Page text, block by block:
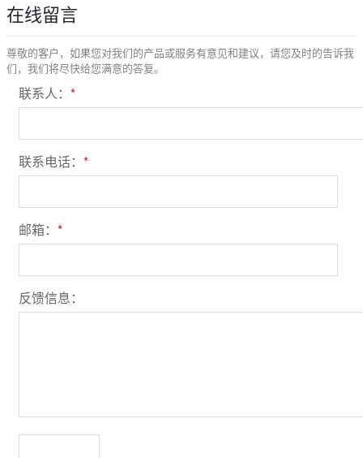
在线留言
尊敬的客户，如果您对我们的产品或服务有意见和建议，请您及时的告诉我
们，我们将尽快给您满意的答复。
联系人： *
联系电话： *
邮箱： *
反馈信息：